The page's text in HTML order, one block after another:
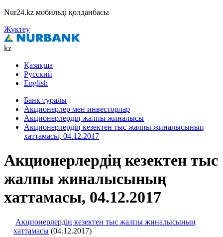
Nur24.kz мобильді қолданбасы
Жүктеу
kz
Қазақша
Русский
English
Банк туралы
Акционерлер мен инвесторлар
Акционерлердің жалпы жиналысы
Акционерлердің кезектен тыс жалпы жиналысының
хаттамасы, 04.12.2017
Акционерлердің кезектен тыс
жалпы жиналысының
хаттамасы, 04.12.2017
Акционерлердің кезектен тыс жалпы жиналысының
хаттамасы (04.12.2017)